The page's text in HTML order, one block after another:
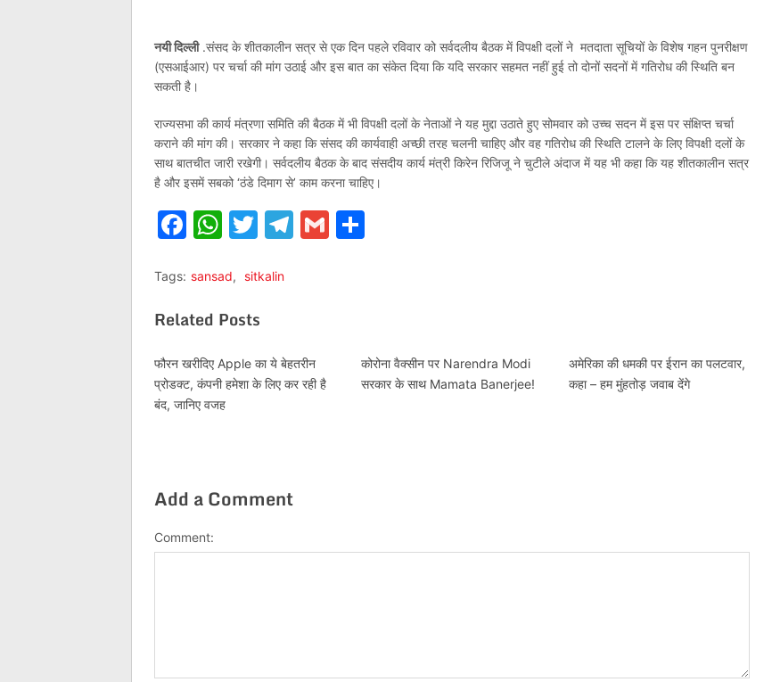
नयी दिल्ली.संसद के शीतकालीन सत्र से एक दिन पहले रविवार को सर्वदलीय बैठक में विपक्षी दलों ने मतदाता सूचियों के विशेष गहन पुनरीक्षण
(एसआईआर) पर चर्चा की मांग उठाई और इस बात का संकेत दिया कि यदि सरकार सहमत नहीं हुई तो दोनों सदनों में गतिरोध की स्थिति बन
सकती है।
राज्यसभा की कार्य मंत्रणा समिति की बैठक में भी विपक्षी दलों के नेताओं ने यह मुद्दा उठाते हुए सोमवार को उच्च सदन में इस पर संक्षिप्त चर्चा
कराने की मांग की। सरकार ने कहा कि संसद की कार्यवाही अच्छी तरह चलनी चाहिए और वह गतिरोध की स्थिति टालने के लिए विपक्षी दलों के
साथ बातचीत जारी रखेगी। सर्वदलीय बैठक के बाद संसदीय कार्य मंत्री किरेन रिजिजू ने चुटीले अंदाज में यह भी कहा कि यह शीतकालीन सत्र
है और इसमें सबको ‘ठंडे दिमाग से’ काम करना चाहिए।
Facebook
WhatsApp
Twitter
Telegram
Gmail
Tags: sansad, sitkalin
Related Posts
फौरन खरीदिए Apple का ये बेहतरीन
प्रोडक्ट, कंपनी हमेशा के लिए कर रही है
बंद, जानिए वजह
कोरोना वैक्सीन पर Narendra Modi
सरकार के साथ Mamata Banerjee!
अमेरिका की धमकी पर ईरान का पलटवार,
कहा – हम मुंहतोड़ जवाब देंगे
Add a Comment
Comment: